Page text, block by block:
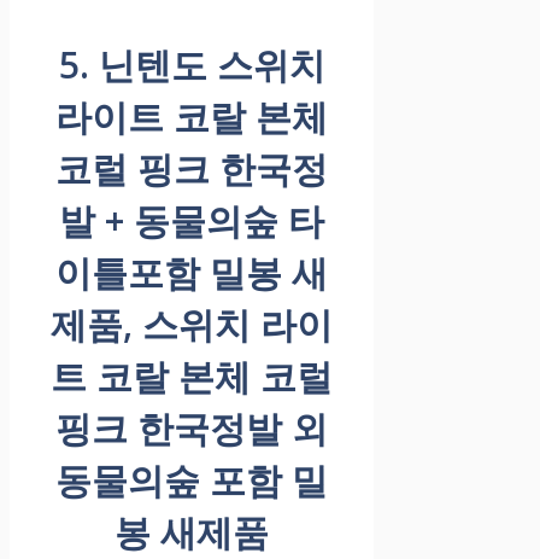
5. 닌텐도 스위치
라이트 코랄 본체
코럴 핑크 한국정
발 + 동물의숲 타
이틀포함 밀봉 새
제품, 스위치 라이
트 코랄 본체 코럴
핑크 한국정발 외
동물의숲 포함 밀
봉 새제품